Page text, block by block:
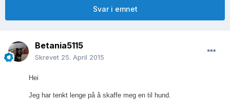
Svar i emnet
Betania5115
Skrevet 25. April 2015
Hei
Jeg har tenkt lenge på å skaffe meg en til hund.